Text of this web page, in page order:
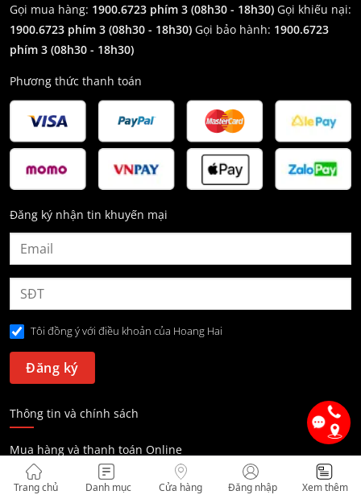
Gọi mua hàng: 1900.6723 phím 3 (08h30 - 18h30) Gọi khiếu nại:
1900.6723 phím 3 (08h30 - 18h30) Gọi bảo hành: 1900.6723
phím 3 (08h30 - 18h30)
Phương thức thanh toán
Đăng ký nhận tin khuyến mại
Tôi đồng ý với điều khoản của Hoang Hai
Thông tin và chính sách
Mua hàng và thanh toán Online
Mua hàng trả góp Online
Trang chủ Danh mục Cửa hàng Đăng nhập Xem thêm